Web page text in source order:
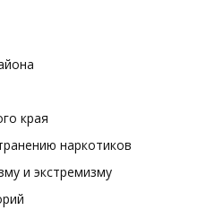
края
наркотиков
и экстремизму